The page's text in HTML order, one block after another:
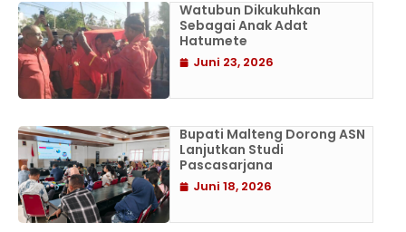
Watubun Dikukuhkan
Sebagai Anak Adat
Hatumete
Juni 23, 2026
Bupati Malteng Dorong ASN
Lanjutkan Studi
Pascasarjana
Juni 18, 2026